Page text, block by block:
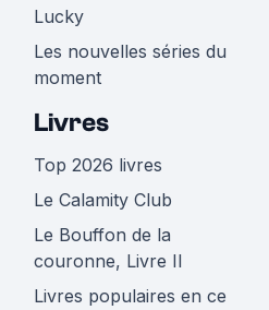
Lucky
Les nouvelles séries du
moment
Livres
Top 2026 livres
Le Calamity Club
Le Bouffon de la
couronne, Livre II
Livres populaires en ce